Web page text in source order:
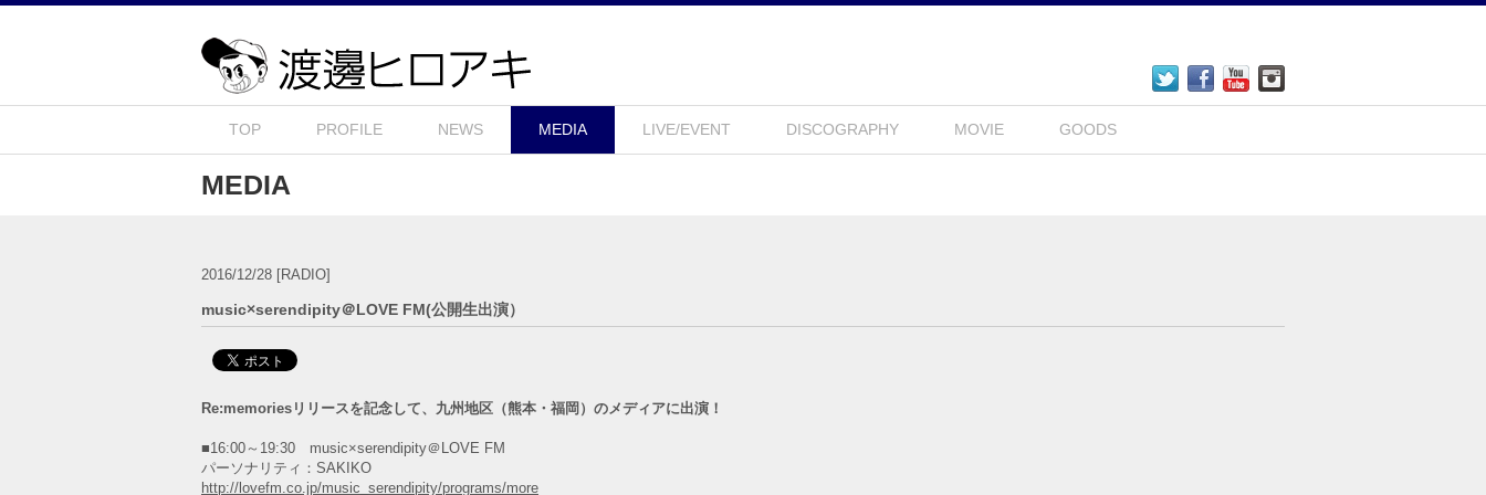
TOP PROFILE NEWS MEDIA LIVE/EVENT DISCOGRAPHY MOVIE GOODS
MEDIA
2016/12/28 [RADIO]
music×serendipity＠LOVE FM(公開生出演）
Re:memoriesリリースを記念して、九州地区（熊本・福岡）のメディアに出演！
■16:00～19:30 music×serendipity＠LOVE FM
パーソナリティ：SAKIKO
http://lovefm.co.jp/music_serendipity/programs/more